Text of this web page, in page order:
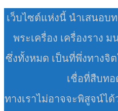
เว็บไซต์แห่งนี้ นำเสนอบ
พระเครื่อง เครื่องราง
ซึ่งทั้งหมด เป็นที่พึ่งทางจิ
เชื่อที่สืบท
ทางเราไม่อาจจะพิสูจน์ไ